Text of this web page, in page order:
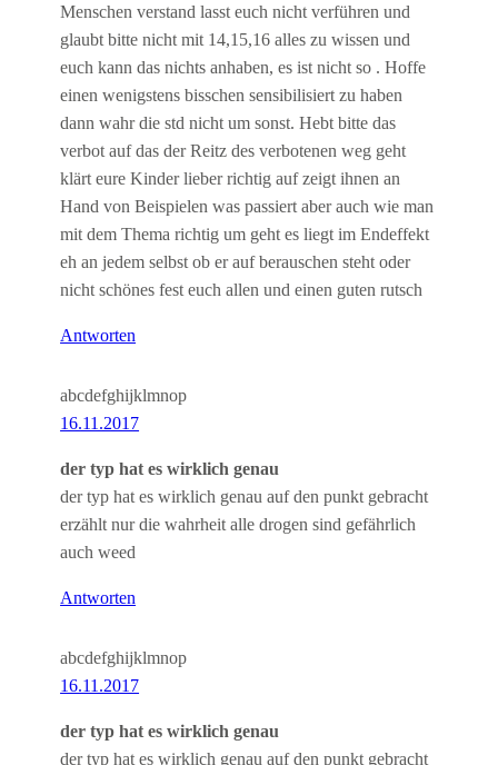
Menschen verstand lasst euch nicht verführen und
glaubt bitte nicht mit 14,15,16 alles zu wissen und
euch kann das nichts anhaben, es ist nicht so . Hoffe
einen wenigstens bisschen sensibilisiert zu haben
dann wahr die std nicht um sonst. Hebt bitte das
verbot auf das der Reitz des verbotenen weg geht
klärt eure Kinder lieber richtig auf zeigt ihnen an
Hand von Beispielen was passiert aber auch wie man
mit dem Thema richtig um geht es liegt im Endeffekt
eh an jedem selbst ob er auf berauschen steht oder
nicht schönes fest euch allen und einen guten rutsch
Antworten
abcdefghijklmnop
16.11.2017
der typ hat es wirklich genau
der typ hat es wirklich genau auf den punkt gebracht
erzählt nur die wahrheit alle drogen sind gefährlich
auch weed
Antworten
abcdefghijklmnop
16.11.2017
der typ hat es wirklich genau
der typ hat es wirklich genau auf den punkt gebracht